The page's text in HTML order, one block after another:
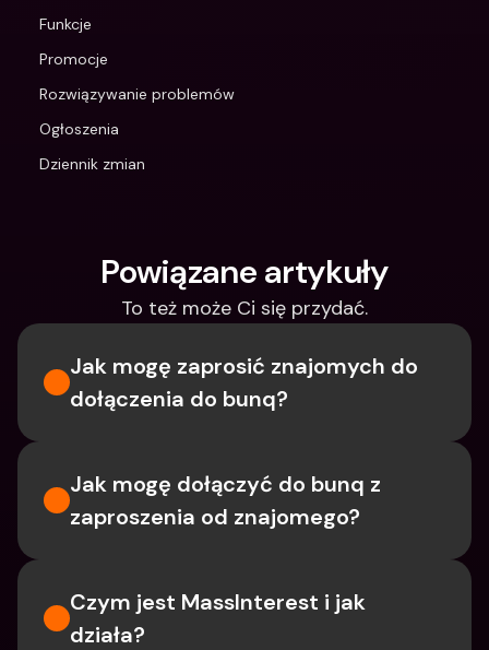
Funkcje
Promocje
Rozwiązywanie problemów
Ogłoszenia
Dziennik zmian
Powiązane artykuły
To też może Ci się przydać.
Jak mogę zaprosić znajomych do
dołączenia do bunq?
Jak mogę dołączyć do bunq z
zaproszenia od znajomego?
Czym jest MassInterest i jak
działa?